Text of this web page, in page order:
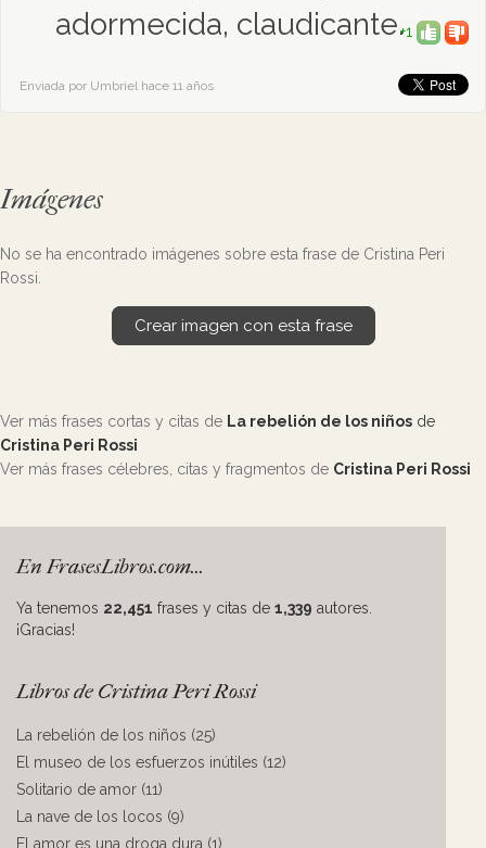
adormecida, claudicante.+1
Enviada por Umbriel hace 11 años
Imágenes
No se ha encontrado imágenes sobre esta frase de Cristina Peri
Rossi.
Crear imagen con esta frase
Ver más frases cortas y citas de La rebelión de los niños de
Cristina Peri Rossi
Ver más frases célebres, citas y fragmentos de Cristina Peri Rossi
En FrasesLibros.com...
Ya tenemos 22,451 frases y citas de 1,339 autores.
¡Gracias!
Libros de Cristina Peri Rossi
La rebelión de los niños (25)
El museo de los esfuerzos inútiles (12)
Solitario de amor (11)
La nave de los locos (9)
El amor es una droga dura (1)